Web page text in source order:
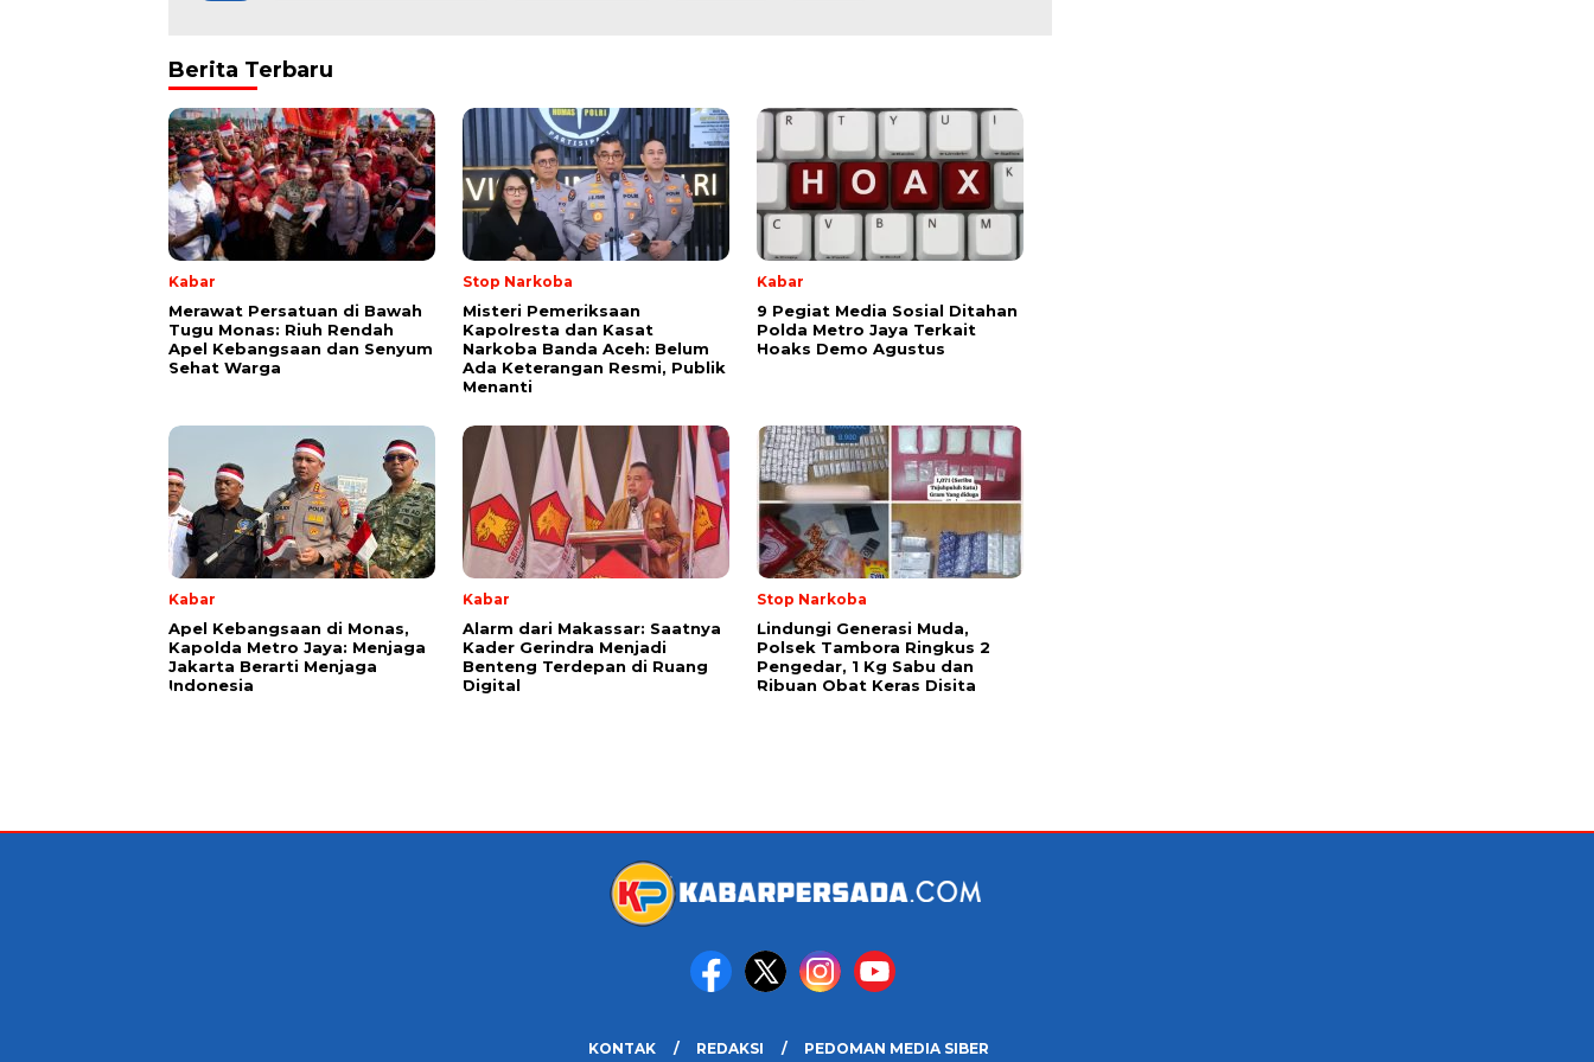
Berita Terbaru
Kabar
Merawat Persatuan di Bawah
Tugu Monas: Riuh Rendah
Apel Kebangsaan dan Senyum
Sehat Warga
Stop Narkoba
Misteri Pemeriksaan
Kapolresta dan Kasat
Narkoba Banda Aceh: Belum
Ada Keterangan Resmi, Publik
Menanti
Kabar
9 Pegiat Media Sosial Ditahan
Polda Metro Jaya Terkait
Hoaks Demo Agustus
Kabar
Apel Kebangsaan di Monas,
Kapolda Metro Jaya: Menjaga
Jakarta Berarti Menjaga
Indonesia
Kabar
Alarm dari Makassar: Saatnya
Kader Gerindra Menjadi
Benteng Terdepan di Ruang
Digital
Stop Narkoba
Lindungi Generasi Muda,
Polsek Tambora Ringkus 2
Pengedar, 1 Kg Sabu dan
Ribuan Obat Keras Disita
KONTAK REDAKSI PEDOMAN MEDIA SIBER